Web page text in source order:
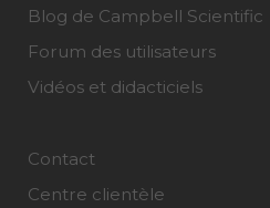
Blog de Campbell Scientific
Forum des utilisateurs
Vidéos et didacticiels
Contact
Centre clientèle